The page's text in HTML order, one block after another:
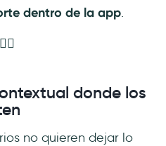
dentro de la app.
donde los
no quieren dejar lo